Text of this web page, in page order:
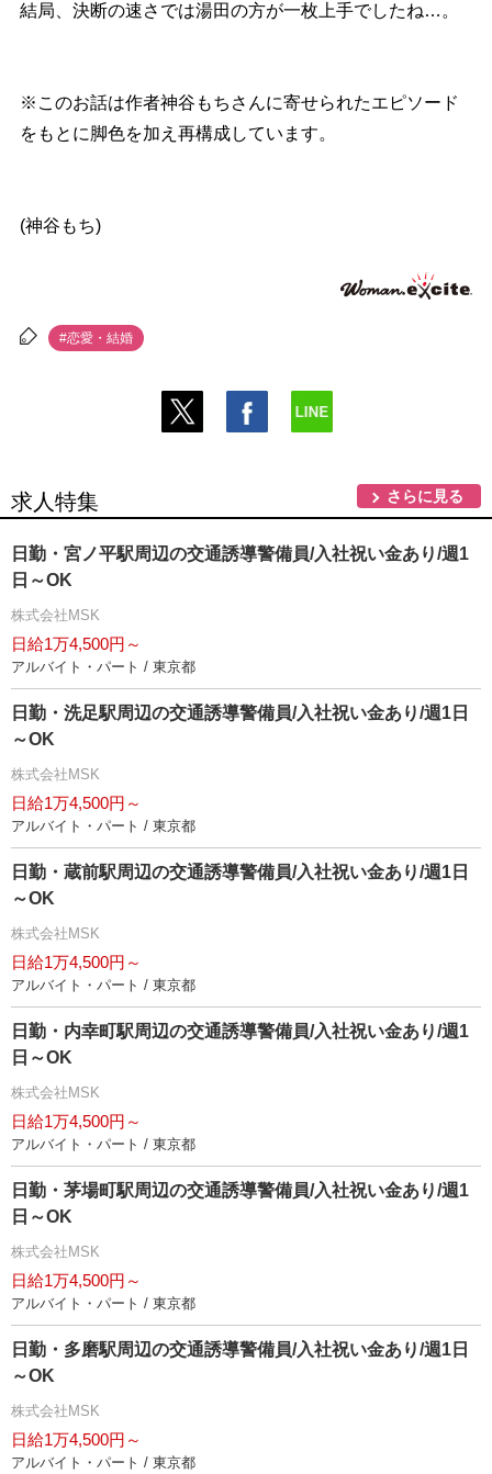
結局、決断の速さでは湯田の方が一枚上手でしたね…。
※このお話は作者神谷もちさんに寄せられたエピソード
をもとに脚色を加え再構成しています。
(神谷もち)
#恋愛・結婚
求人特集 さらに見る
日勤・宮ノ平駅周辺の交通誘導警備員/入社祝い金あり/週1
日～OK
株式会社MSK
日給1万4,500円～
アルバイト・パート / 東京都
日勤・洗足駅周辺の交通誘導警備員/入社祝い金あり/週1日
～OK
株式会社MSK
日給1万4,500円～
アルバイト・パート / 東京都
日勤・蔵前駅周辺の交通誘導警備員/入社祝い金あり/週1日
～OK
株式会社MSK
日給1万4,500円～
アルバイト・パート / 東京都
日勤・内幸町駅周辺の交通誘導警備員/入社祝い金あり/週1
日～OK
株式会社MSK
日給1万4,500円～
アルバイト・パート / 東京都
日勤・茅場町駅周辺の交通誘導警備員/入社祝い金あり/週1
日～OK
株式会社MSK
日給1万4,500円～
アルバイト・パート / 東京都
日勤・多磨駅周辺の交通誘導警備員/入社祝い金あり/週1日
～OK
株式会社MSK
日給1万4,500円～
アルバイト・パート / 東京都